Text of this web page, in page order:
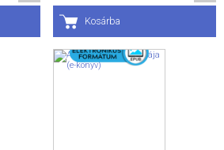
Kosárba